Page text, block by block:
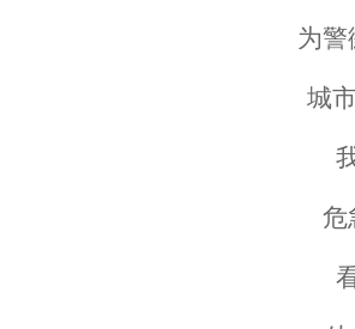
为警
城
危